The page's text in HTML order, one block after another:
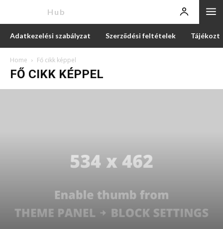
Hub
Adatkezelési szabályzat Szerződési feltételek
Home Fő cikk képpel
FŐ CIKK KÉPPEL